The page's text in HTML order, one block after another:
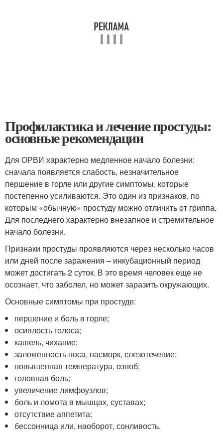
Профилактика и лечение простуды:
основные рекомендации
Для ОРВИ характерно медленное начало болезни:
сначала появляется слабость, незначительное
першение в горле или другие симптомы, которые
постепенно усиливаются. Это один из признаков, по
которым «обычную» простуду можно отличить от гриппа.
Для последнего характерно внезапное и стремительное
начало болезни.
Признаки простуды проявляются через несколько часов
или дней после заражения – инкубационный период
может достигать 2 суток. В это время человек еще не
осознает, что заболел, но может заразить окружающих.
Основные симптомы при простуде:
першение и боль в горле;
осиплость голоса;
кашель, чихание;
заложенность носа, насморк, слезотечение;
повышенная температура, озноб;
головная боль;
увеличение лимфоузлов;
боль и ломота в мышцах, суставах;
отсутствие аппетита;
бессонница или, наоборот, сонливость.